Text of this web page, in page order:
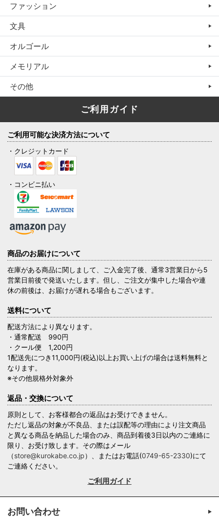
ファッション
文具
オルゴール
メモリアル
その他
ご利用ガイド
ご利用可能な決済方法について
・クレジットカード
・コンビニ払い
商品のお届けについて
在庫がある商品に関しまして、ご入金完了後、通常3営業日から5
営業日前後で発送いたします。但し、ご注文が集中した場合や連
休の前後は、お届けが遅れる場合もございます。
送料について
配送方法により異なります。
・通常配送 990円
・クール便 1,200円
1配送先につき11,000円(税込)以上お買い上げの場合は送料無料と
なります。
※その他規格外対象外
返品・交換について
原則として、お客様都合の返品はお受けできません。
ただし返品の対象が不良品、または誤配等の理由により注文商品
と異なる商品を納品した場合のみ、商品到着後3日以内のご連絡に
限り、お受け致します。その際はメール
（store@kurokabe.co.jp）、またはお電話(0749-65-2330)にて
ご連絡ください。
ご利用ガイド
お問い合わせ